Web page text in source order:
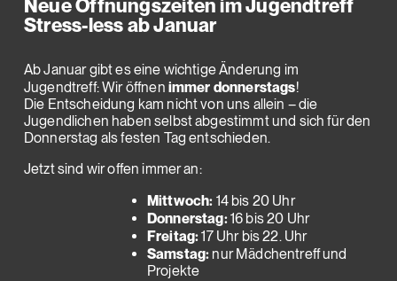
Neue Öffnungszeiten im Jugendtreff
Stress-less ab Januar
Ab Januar gibt es eine wichtige Änderung im
Jugendtreff: Wir öffnen immer donnerstags!
Die Entscheidung kam nicht von uns allein – die
Jugendlichen haben selbst abgestimmt und sich für den
Donnerstag als festen Tag entschieden.
Jetzt sind wir offen immer an:
Mittwoch: 14 bis 20 Uhr
Donnerstag:16 bis 20 Uhr
Freitag:17 Uhr bis 22. Uhr
Samstag: nur Mädchentreff und
Projekte